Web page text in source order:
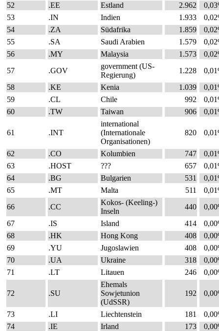
52
.EE Estland 2.962
53
.IN Indien 1.933
54
.ZA Südafrika 1.859
55
.SA Saudi Arabien 1.579
56
.MY Malaysia 1.573
57
.GOV
government (US-
Regierung)
1.228
58
.KE Kenia 1.039
59
.CL Chile 992
60
.TW Taiwan 906
61 .INT
international
(Internationale
Organisationen)
820
62 .CO Kolumbien 747
63
.HOST ??? 657
64
.BG Bulgarien 531
65
.MT Malta 511
66
.CC
Kokos- (Keeling-)
Inseln
440
67
.IS Island 414
68
.HK Hong Kong 408
69
.YU Jugoslawien 408
70
.UA Ukraine 318
71
.LT Litauen 246
72 .SU
Ehemals
Sowjetunion
(UdSSR)
192
73 .LI Liechtenstein 181
74
.IE Irland 173